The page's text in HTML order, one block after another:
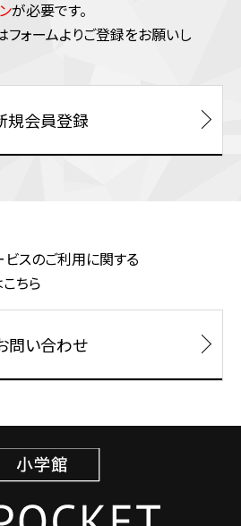
が必要です。
ォームよりご登録をお願いし
規会員登録
スのご利用に関する
ちら
問い合わせ